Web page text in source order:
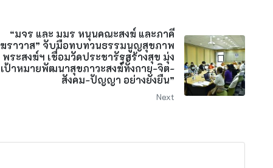
“มจร และ มมร หนุนคณะสงฆ์ และภาคี
ฆราวาส” จับมือทบทวนธรรมนูญสุขภาพ
พระสงฆ์ฯ เชื่อมวัดประชารัฐสร้างสุข มุ่ง
เป้าหมายพัฒนาสุขภาวะสงฆ์ทั้งกาย-จิต-
สังคม-ปัญญา อย่างยั่งยืน”
Next